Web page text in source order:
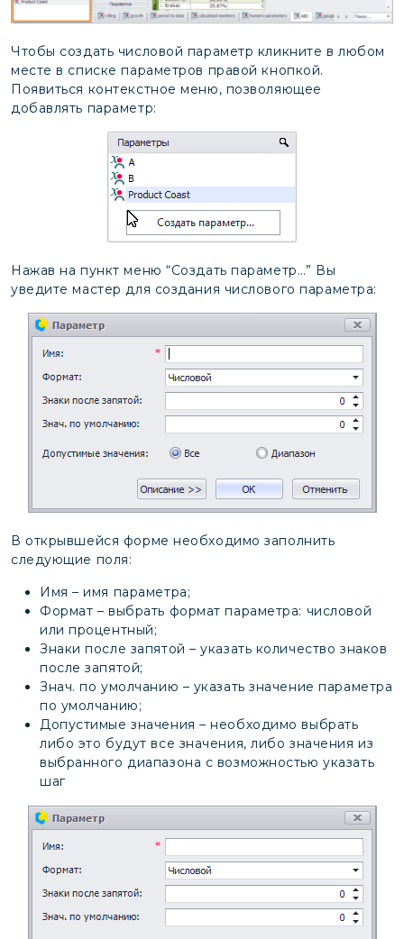
Чтобы создать числовой параметр кликните в любом
месте в списке параметров правой кнопкой.
Появиться контекстное меню, позволяющее
добавлять параметр:
Нажав на пункт меню “Создать параметр…” Вы
уведите мастер для создания числового параметра:
В открывшейся форме необходимо заполнить
следующие поля:
Имя – имя параметра;
Формат – выбрать формат параметра: числовой
или процентный;
Знаки после запятой – указать количество знаков
после запятой;
Знач. по умолчанию – указать значение параметра
по умолчанию;
Допустимые значения – необходимо выбрать
либо это будут все значения, либо значения из
выбранного диапазона с возможностью указать
шаг